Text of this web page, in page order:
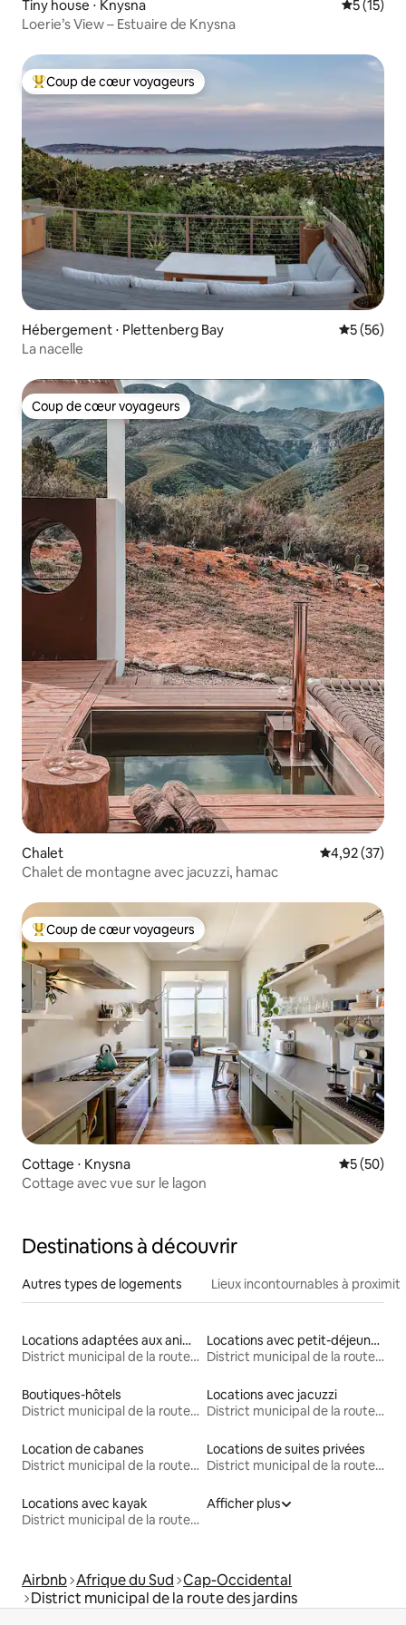
Tiny house ⋅ Knysna
5 (15)
Loerie’s View – Estuaire de Knysna
Coups de cœur voyageurs les plus appréciés
Coup de cœur voyageurs
Hébergement ⋅ Plettenberg Bay
5 (56)
La nacelle
Coup de cœur voyageurs
Coup de cœur voyageurs
Chalet Évaluation
4,92 (37)
Chalet de montagne avec jacuzzi, hamac
Coups de cœur voyageurs les plus appréciés
Coup de cœur voyageurs
Cottage ⋅ Knysna
5 (50)
Cottage avec vue sur le lagon
Destinations à découvrir
Autres types de logements Lieux incontournables à
Locations adaptées aux animaux
District municipal de la route des jardins
Locations avec petit-déjeuner
District municipal de la route des jardins
Boutiques-hôtels
District municipal de la route des jardins
Locations avec jacuzzi
District municipal de la route des jardins
Location de cabanes
District municipal de la route des jardins
Locations de suites privées
District municipal de la route des jardins
Locations avec kayak
District municipal de la route des jardins
Afficher plus
Airbnb Afrique du Sud Cap-Occidental
District municipal de la route des jardins